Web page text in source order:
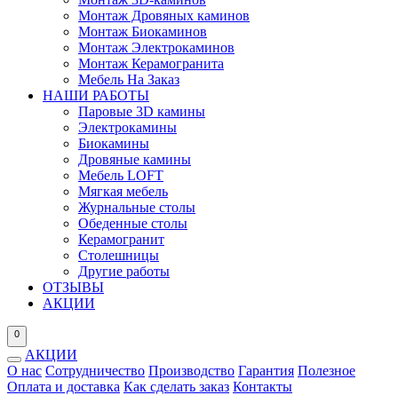
Монтаж Дровяных каминов
Монтаж Биокаминов
Монтаж Электрокаминов
Монтаж Керамогранита
Мебель На Заказ
НАШИ РАБОТЫ
Паровые 3D камины
Электрокамины
Биокамины
Дровяные камины
Мебель LOFT
Мягкая мебель
Журнальные столы
Обеденные столы
Керамогранит
Столешницы
Другие работы
ОТЗЫВЫ
АКЦИИ
0
АКЦИИ
О нас Сотрудничество Производство Гарантия Полезное
Оплата и доставка Как сделать заказ Контакты